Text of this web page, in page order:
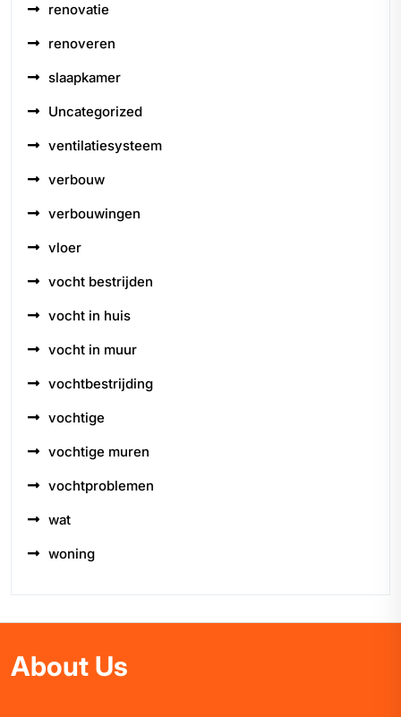
renovatie
renoveren
slaapkamer
Uncategorized
ventilatiesysteem
verbouw
verbouwingen
vloer
vocht bestrijden
vocht in huis
vocht in muur
vochtbestrijding
vochtige
vochtige muren
vochtproblemen
wat
woning
About Us